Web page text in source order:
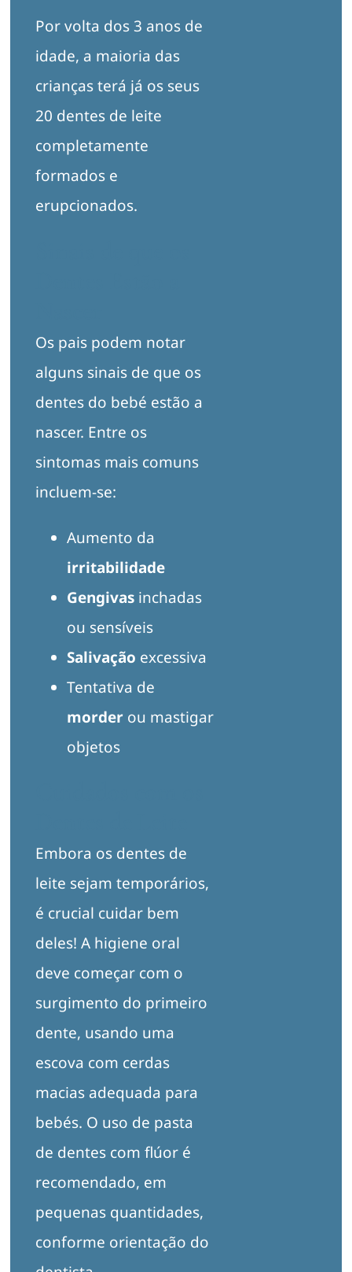
Por volta dos 3 anos de
idade, a maioria das
crianças terá já os seus
20 dentes de leite
completamente
formados e
erupcionados.
Os pais podem notar
alguns sinais de que os
dentes do bebé estão a
nascer. Entre os
sintomas mais comuns
incluem-se:
Aumento da
irritabilidade
Gengivasinchadas
ou sensíveis
Salivação excessiva
Tentativa de
morderou mastigar
objetos
Embora os dentes de
leite sejam temporários,
é crucial cuidar bem
deles! A higiene oral
deve começar com o
surgimento do primeiro
dente, usando uma
escova com cerdas
macias adequada para
bebés. O uso de pasta
de dentes com flúor é
recomendado, em
pequenas quantidades,
conforme orientação do